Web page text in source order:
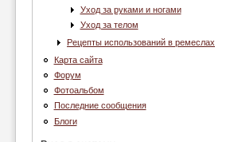
Уход за руками и ногами
Уход за телом
Рецепты использований в ремеслах
Карта сайта
Форум
Фотоальбом
Последние сообщения
Блоги